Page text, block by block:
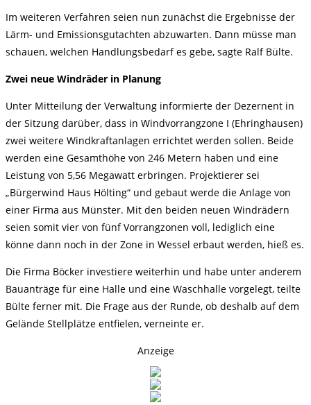
Im weiteren Verfahren seien nun zunächst die Ergebnisse der
Lärm- und Emissionsgutachten abzuwarten. Dann müsse man
schauen, welchen Handlungsbedarf es gebe, sagte Ralf Bülte.
Zwei neue Windräder in Planung
Unter Mitteilung der Verwaltung informierte der Dezernent in
der Sitzung darüber, dass in Windvorrangzone I (Ehringhausen)
zwei weitere Windkraftanlagen errichtet werden sollen. Beide
werden eine Gesamthöhe von 246 Metern haben und eine
Leistung von 5,56 Megawatt erbringen. Projektierer sei
„Bürgerwind Haus Hölting“ und gebaut werde die Anlage von
einer Firma aus Münster. Mit den beiden neuen Windrädern
seien somit vier von fünf Vorrangzonen voll, lediglich eine
könne dann noch in der Zone in Wessel erbaut werden, hieß es.
Die Firma Böcker investiere weiterhin und habe unter anderem
Bauanträge für eine Halle und eine Waschhalle vorgelegt, teilte
Bülte ferner mit. Die Frage aus der Runde, ob deshalb auf dem
Gelände Stellplätze entfielen, verneinte er.
Anzeige